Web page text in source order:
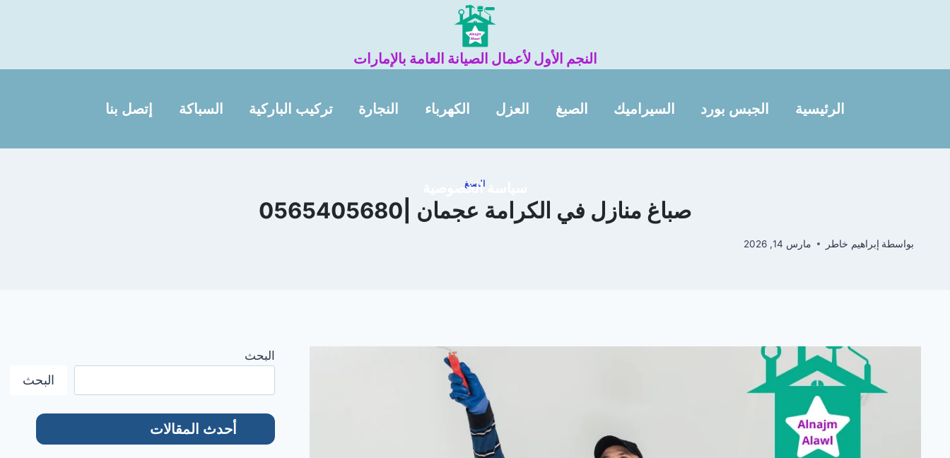
النجم الأول لأعمال الصيانة العامة بالإمارات
الرئيسية الجبس بورد السيراميك الصبغ العزل الكهرباء النجارة تركيب الباركية السباكة إتصل بنا
سياسة الخصوصية
الصبغ
صباغ منازل في الكرامة عجمان |0565405680
بواسطة إبراهيم خاطر مارس 14, 2026
البحث
البحث
أحدث المقالات